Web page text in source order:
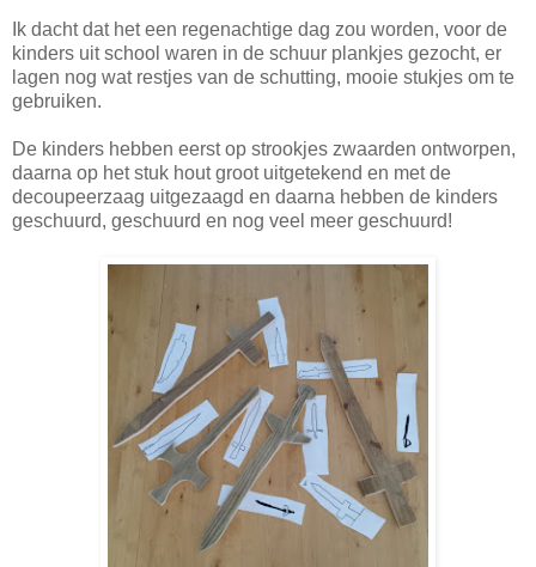
Ik dacht dat het een regenachtige dag zou worden, voor de
kinders uit school waren in de schuur plankjes gezocht, er
lagen nog wat restjes van de schutting, mooie stukjes om te
gebruiken.
De kinders hebben eerst op strookjes zwaarden ontworpen,
daarna op het stuk hout groot uitgetekend en met de
decoupeerzaag uitgezaagd en daarna hebben de kinders
geschuurd, geschuurd en nog veel meer geschuurd!